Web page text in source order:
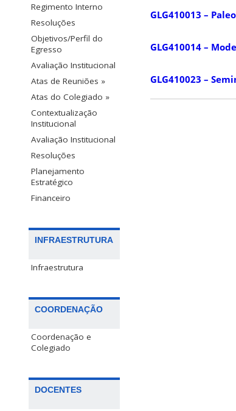
Regimento Interno
Resoluções
Objetivos/Perfil do
Egresso
Avaliação Institucional
Atas de Reuniões »
Atas do Colegiado »
Contextualização
Institucional
Avaliação Institucional
Resoluções
Planejamento
Estratégico
Financeiro
INFRAESTRUTURA
Infraestrutura
COORDENAÇÃO
Coordenação e
Colegiado
DOCENTES
GLG410013 –
GLG410014 –
GLG410023 –